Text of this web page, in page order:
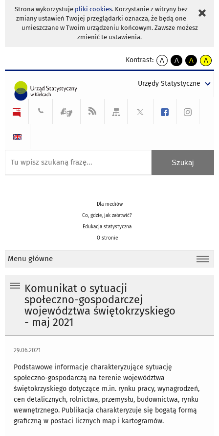
Strona wykorzystuje pliki cookies. Korzystanie z witryny bez
zmiany ustawień Twojej przeglądarki oznacza, że będą one
umieszczane w Twoim urządzeniu końcowym. Zawsze możesz
zmienić te ustawienia.
Kontrast:
A
kontrast
A
kontrast
tekst
czarnym
A
kontrast
tekst
czarnym
A
tekst
żółtym
Urzędy Statystyczne
Dla mediów
Co, gdzie, jak załatwić?
Edukacja statystyczna
O stronie
Menu główne
Komunikat o sytuacji
społeczno-gospodarczej
województwa świętokrzyskiego
- maj 2021
29.06.2021
Podstawowe informacje charakteryzujące sytuację
społeczno-gospodarczą na terenie województwa
świętokrzyskiego dotyczące m.in. rynku pracy, wynagrodzeń,
cen detalicznych, rolnictwa, przemysłu, budownictwa, rynku
wewnętrznego. Publikacja charakteryzuje się bogatą formą
graficzną w postaci licznych map i kartogramów.